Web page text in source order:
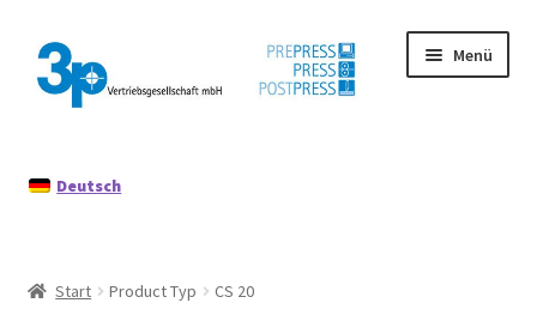
Zur
Navigation
springen
Zum
Inhalt
springen
Menü
Datenschutz
Deutsch
Start Product Typ CS 20